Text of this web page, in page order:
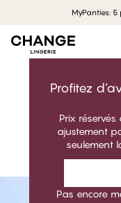
Profitez
Prix
ajustement
seulement
Pas encore
Botanique.
SERENA - Exotic Orchid
Triangle Haut de bikini
#30
#30